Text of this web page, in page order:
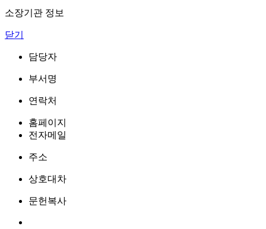
소장기관 정보
닫기
담당자
부서명
연락처
홈페이지
전자메일
주소
상호대차
문헌복사